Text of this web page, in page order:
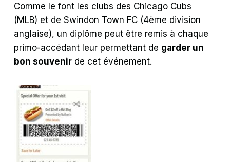
Comme le font les clubs des Chicago Cubs
(MLB) et de Swindon Town FC (4ème division
anglaise), un diplôme peut être remis à chaque
primo-accédant leur permettant de garder un
bon souvenir de cet événement.